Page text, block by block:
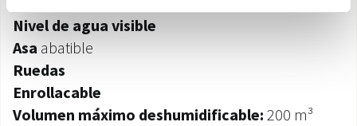
Nivel de agua visible
Asa abatible
Ruedas
Enrollacable
Volumen máximo deshumidificable: 200 m³